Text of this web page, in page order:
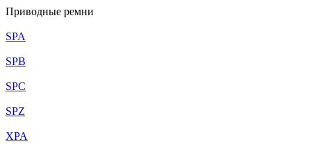
Приводные ремни
SPA
SPB
SPC
SPZ
XPA